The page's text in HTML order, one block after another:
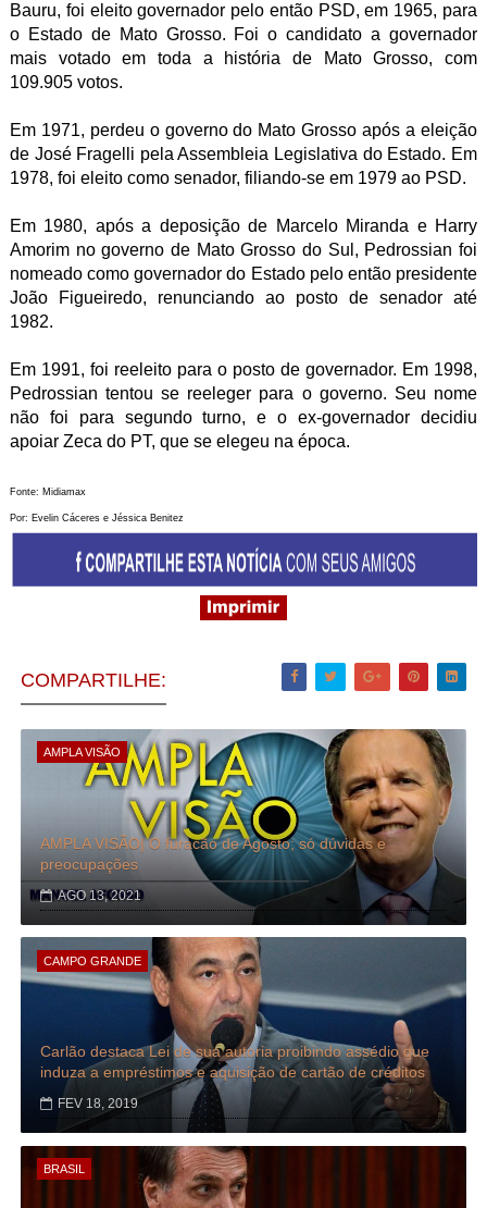
Bauru, foi eleito governador pelo então PSD, em 1965, para
o Estado de Mato Grosso. Foi o candidato a governador
mais votado em toda a história de Mato Grosso, com
109.905 votos.
Em 1971, perdeu o governo do Mato Grosso após a eleição
de José Fragelli pela Assembleia Legislativa do Estado. Em
1978, foi eleito como senador, filiando-se em 1979 ao PSD.
Em 1980, após a deposição de Marcelo Miranda e Harry
Amorim no governo de Mato Grosso do Sul, Pedrossian foi
nomeado como governador do Estado pelo então presidente
João Figueiredo, renunciando ao posto de senador até
1982.
Em 1991, foi reeleito para o posto de governador. Em 1998,
Pedrossian tentou se reeleger para o governo. Seu nome
não foi para segundo turno, e o ex-governador decidiu
apoiar Zeca do PT, que se elegeu na época.
Fonte: Midiamax
Por: Evelin Cáceres e Jéssica Benitez
COMPARTILHE:
AMPLA VISÃO
AMPLA VISÃO| O furacão de Agosto; só dúvidas e
preocupações
AGO 13, 2021
CAMPO GRANDE
Carlão destaca Lei de sua autoria proibindo assédio que
induza a empréstimos e aquisição de cartão de créditos
FEV 18, 2019
BRASIL